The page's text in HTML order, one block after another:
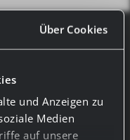
Über Cookies
und Anzeigen zu
Medien
auf unsere
MEDIA
about
and
be part of the